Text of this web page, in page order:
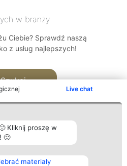
Live chat
Kliknij proszę w
🙂
materiały
w branży
Ciebie? Sprawdź naszą
z usług najlepszych!
Szukaj
Kontakt
Kontakt